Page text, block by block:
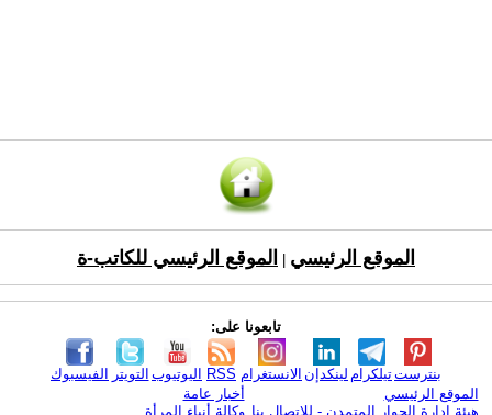
الموقع الرئيسي الموقع الرئيسي للكاتب-ة
تابعونا على:
الفيسبوك التويتر اليوتيوب RSS الانستغرام لينكدإن تيلكرامبنترست
الموقع الرئيسي
هيئة ادارة الحوار المتمدن - للإتصال بنا
أخبار عامة
وكالة أنباء المرأة